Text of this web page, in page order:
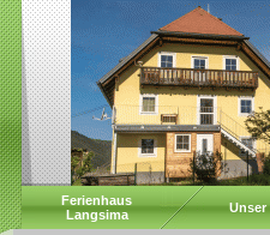
Ferienhaus
Langsima
Unser